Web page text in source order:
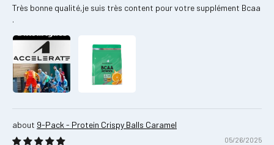
Très bonne qualité,je suis très content pour votre supplément Bcaa
.
9-Pack - Protein Crispy Balls Caramel
05/26/2025